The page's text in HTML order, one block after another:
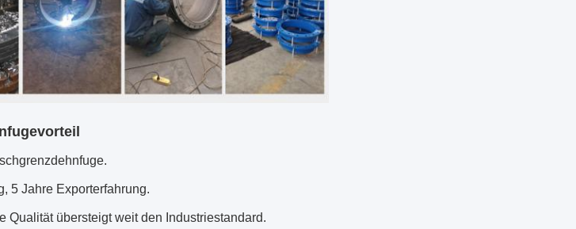
vorteil
.
5 Jahre Exporterfahrung.
Qualität übersteigt weit den Industriestandard.